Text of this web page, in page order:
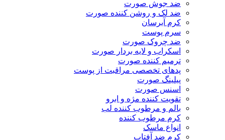
ضد جوش صورت
ضد لک و روشن کننده صورت
کرم آبرسان
سرم پوست
ضد چروک صورت
اسکراب و لایه بردار صورت
ترمیم کننده صورت
پدهای تخصصی مراقبت از پوست
پیلینگ صورت
اسنس صورت
تقویت کننده مژه و ابرو
بالم و مرطوب کننده لب
کرم مرطوب کننده
انواع ماسک
کرم ضد آفتاب